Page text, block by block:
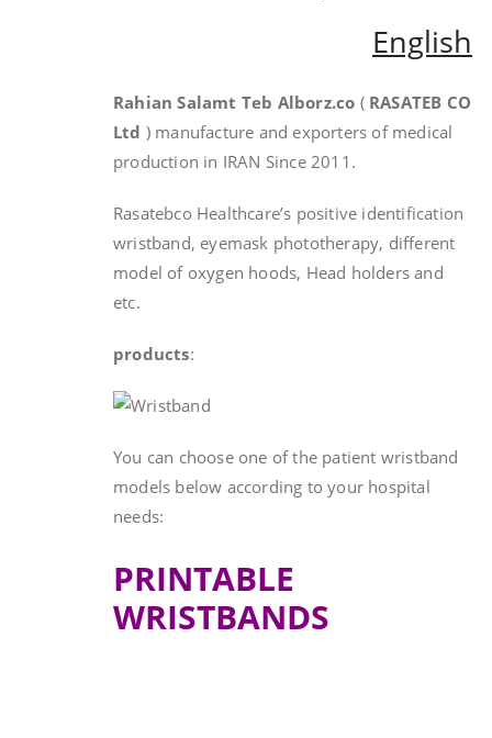
English
Rahian Salamt Teb Alborz.co ( RASATEB CO
Ltd ) manufacture and exporters of medical
production in IRAN Since 2011.
Rasatebco Healthcare’s positive identification
wristband, eyemask phototherapy, different
model of oxygen hoods, Head holders and
etc.
products:
You can choose one of the patient wristband
models below according to your hospital
needs:
PRINTABLE
WRISTBANDS